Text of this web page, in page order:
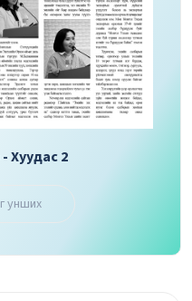
Хуудас 3
унших